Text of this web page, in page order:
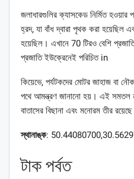
জলাধারগুলির ক্যাসকেড নির্মিত হওয়ার
হ্রদ, যা বাঁধ দ্বারা পৃথক করা হয়েছিল
হয়েছিল। এখানে 70 টিরও বেশি
প্রজাতি ইউক্রেনেই পরিচিত in
কিয়েভে, পর্যটকদের মোটর জাহাজ বা
পথে আমন্ত্রণ জানানো হয়। এই সমতল
বাতাসের বিছানা এবং মনোরম তীর
স্থানাঙ্ক:
টাক পর্বত